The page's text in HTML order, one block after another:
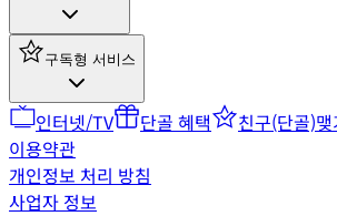
구독형 서비스
인터넷/TV 단골 혜택 친구(단골)
이용약관
개인정보 처리 방침
사업자 정보